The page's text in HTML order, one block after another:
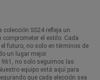
colección SS24 refleja un
el estilo. Cada
futuro, no solo en términos de
un lugar mejor.
no solo seguimos las
equipo está aquí para
que cada elección sea